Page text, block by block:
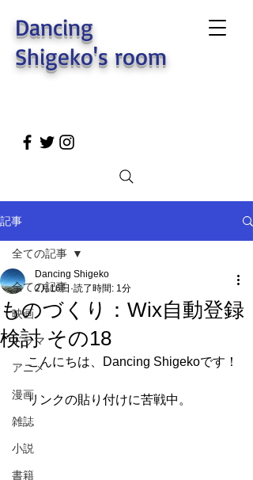
Dancing
Shigeko's room
記事
全ての記事
映画
ドラマ
アニメ
漫画
雑誌
小説
書籍
全ての記事
ものづくり：Wix自動登録
検討 その18
Dancing Shigeko
2月16日 読了時間: 1分
こんにちは、Dancing Shigekoです！
リンクの貼り付けに苦戦中。